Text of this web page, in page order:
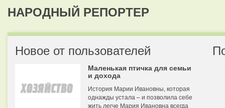
НАРОДНЫЙ РЕПОРТЕР
Новое от пользователей
Маленькая птичка для семьи
и дохода
История Марии Ивановны, которая
однажды устала – и позволила себе
жить легче Мария Ивановна всегда